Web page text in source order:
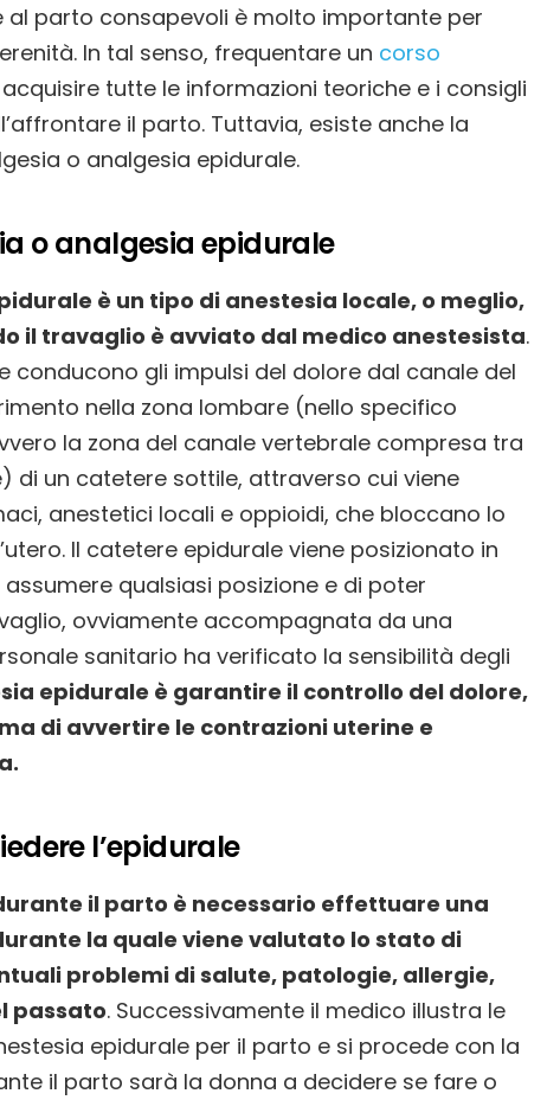
al parto consapevoli è molto importante per
In tal senso, frequentare un corso
tutte le informazioni teoriche e i consigli
il parto. Tuttavia, esiste anche la
o analgesia epidurale.
o analgesia epidurale
è un tipo di anestesia locale, o meglio,
il travaglio è avviato dal medico anestesista.
conducono gli impulsi del dolore dal canale del
nella zona lombare (nello specifico
la zona del canale vertebrale compresa tra
di un catetere sottile, attraverso cui viene
anestetici locali e oppioidi, che bloccano lo
Il catetere epidurale viene posizionato in
qualsiasi posizione e di poter
ovviamente accompagnata da una
sanitario ha verificato la sensibilità degli
epidurale è garantire il controllo del dolore,
di avvertire le contrazioni uterine e
l’epidurale
il parto è necessario effettuare una
la quale viene valutato lo stato di
problemi di salute, patologie, allergie,
passato. Successivamente il medico illustra le
epidurale per il parto e si procede con la
il parto sarà la donna a decidere se fare o